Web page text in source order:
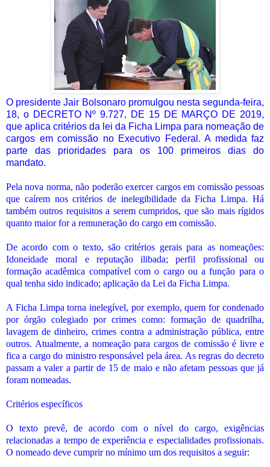
O presidente Jair Bolsonaro promulgou nesta segunda-feira,
18, o DECRETO Nº 9.727, DE 15 DE MARÇO DE 2019,
que aplica critérios da lei da Ficha Limpa para nomeação de
cargos em comissão no Executivo Federal. A medida faz
parte das prioridades para os 100 primeiros dias do
mandato.
Pela nova norma, não poderão exercer cargos em comissão pessoas
que caírem nos critérios de inelegibilidade da Ficha Limpa. Há
também outros requisitos a serem cumpridos, que são mais rígidos
quanto maior for a remuneração do cargo em comissão.
De acordo com o texto, são critérios gerais para as nomeações:
Idoneidade moral e reputação ilibada; perfil profissional ou
formação acadêmica compatível com o cargo ou a função para o
qual tenha sido indicado; aplicação da Lei da Ficha Limpa.
A Ficha Limpa torna inelegível, por exemplo, quem for condenado
por órgão colegiado por crimes como: formação de quadrilha,
lavagem de dinheiro, crimes contra a administração pública, entre
outros. Atualmente, a nomeação para cargos de comissão é livre e
fica a cargo do ministro responsável pela área. As regras do decreto
passam a valer a partir de 15 de maio e não afetam pessoas que já
foram nomeadas.
Critérios específicos
O texto prevê, de acordo com o nível do cargo, exigências
relacionadas a tempo de experiência e especialidades profissionais.
O nomeado deve cumprir no mínimo um dos requisitos a seguir: